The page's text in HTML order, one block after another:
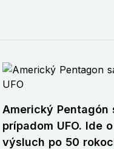
Americký
prípadom UFO. Ide
výsluch po 50